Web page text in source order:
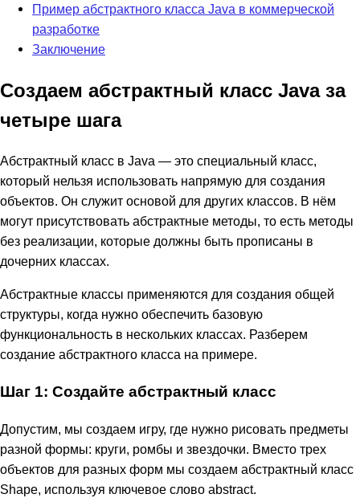
Пример абстрактного класса Java в коммерческой
разработке
Заключение
Создаем абстрактный класс Java за
четыре шага
Абстрактный класс в Java — это специальный класс,
который нельзя использовать напрямую для создания
объектов. Он служит основой для других классов. В нём
могут присутствовать абстрактные методы, то есть методы
без реализации, которые должны быть прописаны в
дочерних классах.
Абстрактные классы применяются для создания общей
структуры, когда нужно обеспечить базовую
функциональность в нескольких классах. Разберем
создание абстрактного класса на примере.
Шаг 1: Создайте абстрактный класс
Допустим, мы создаем игру, где нужно рисовать предметы
разной формы: круги, ромбы и звездочки. Вместо трех
объектов для разных форм мы создаем абстрактный класс
Shape, используя ключевое слово abstract.